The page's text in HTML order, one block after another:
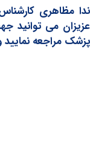
کارشناس
می توانید جهت
نمایید و از